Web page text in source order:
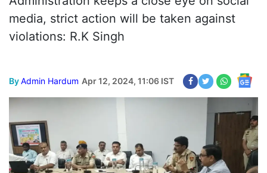
media, strict action will be taken against
violations: R.K Singh
ByAdmin Hardum Apr 12, 2024, 11:06 IST